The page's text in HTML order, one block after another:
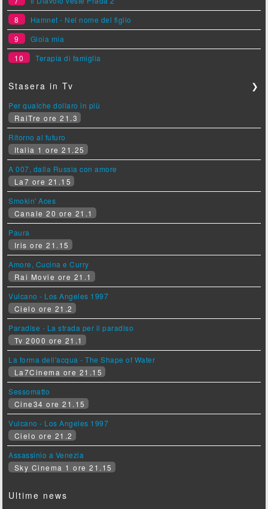
8
Hamnet - Nel nome del figlio
9
Gioia mia
10
Terapia di famiglia
Stasera in Tv ❯
Per qualche dollaro in più
RaiTre ore 21.3
Ritorno al futuro
Italia 1 ore 21.25
A 007, dalla Russia con amore
La7 ore 21.15
Smokin' Aces
Canale 20 ore 21.1
Paura
Iris ore 21.15
Amore, Cucina e Curry
Rai Movie ore 21.1
Vulcano - Los Angeles 1997
Cielo ore 21.2
Paradise - La strada per il paradiso
Tv 2000 ore 21.1
La forma dell'acqua - The Shape of Water
La7Cinema ore 21.15
Sessomatto
Cine34 ore 21.15
Vulcano - Los Angeles 1997
Cielo ore 21.2
Assassinio a Venezia
Sky Cinema 1 ore 21.15
Ultime news